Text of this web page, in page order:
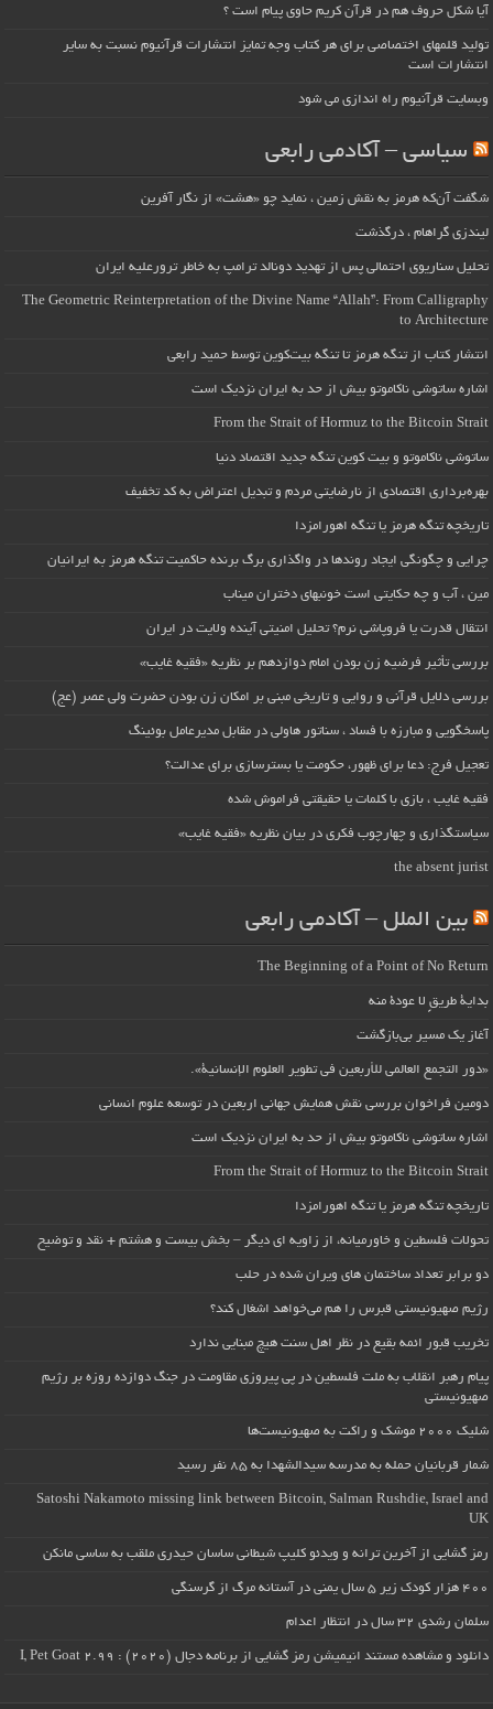
آیا شکل حروف هم در قرآن کریم حاوی پیام است ؟
تولید قلمهای اختصاصی برای هر کتاب وجه تمایز انتشارات قرآنیوم نسبت به سایر
انتشارات است
وبسایت قرآنیوم راه اندازی می شود
سیاسی – آکادمی رابعی
شگفت آن‌که هرمز به نقش زمین ، نماید چو «هشت» از نگار آفرین
لیندزی گراهام ، درگذشت
تحلیل سناریوی احتمالی پس از تهدید دونالد ترامپ به خاطر ترورعلیه ایران
The Geometric Reinterpretation of the Divine Name “Allah”: From Calligraphy
to Architecture
انتشار کتاب از تنگه هرمز تا تنگه بیت‌کوین توسط حمید رابعی
اشاره ساتوشی ناکاموتو بیش از حد به ایران نزدیک است
From the Strait of Hormuz to the Bitcoin Strait
ساتوشی ناکاموتو و بیت کوین تنگه جدید اقتصاد دنیا
بهره‌برداری اقتصادی از نارضایتی مردم و تبدیل اعتراض به کد تخفیف
تاریخچه تنگه هرمز یا تنگه اهورامزدا
چرایی و چگونگی ایجاد روندها در واگذاری برگ برنده حاکمیت تنگه هرمز به ایرانیان
مین ، آب و چه حکایتی است خونبهای دختران میناب
انتقال قدرت یا فروپاشی نرم؟ تحلیل امنیتی آینده ولایت در ایران
بررسی تأثیر فرضیه زن بودن امام دوازدهم بر نظریه «فقیه غایب»
بررسی دلایل قرآنی و روایی و تاریخی مبنی بر امکان زن بودن حضرت ولی عصر (عج)
پاسخگویی و مبارزه با فساد ، سناتور هاولی در مقابل مدیرعامل بوئینگ
تعجیل فرج: دعا برای ظهور، حکومت یا بسترسازی برای عدالت؟
فقیه غایب ، بازی با کلمات یا حقیقتی فراموش شده
سیاستگذاری و چهارچوب فکری در بیان نظریه «فقیه غایب»
the absent jurist
بین الملل – آکادمی رابعی
The Beginning of a Point of No Return
بداية طريقٍ لا عودة منه
آغاز یک مسیر بی‌بازگشت
«دور التجمع العالمي للأربعين في تطوير العلوم الإنسانية».
دومین فراخوان بررسی نقش همایش جهانی اربعین در توسعه علوم انسانی
اشاره ساتوشی ناکاموتو بیش از حد به ایران نزدیک است
From the Strait of Hormuz to the Bitcoin Strait
تاریخچه تنگه هرمز یا تنگه اهورامزدا
تحولات فلسطین و خاورمیانه، از زاویه ای دیگر – بخش بیست و هشتم + نقد و توضیح
دو برابر تعداد ساختمان های ویران شده در حلب
رژیم صهیونیستی قبرس را هم می‌خواهد اشغال کند؟
تخریب قبور ائمه بقیع در نظر اهل سنت هیچ مبنایی ندارد
پیام رهبر انقلاب به ملت فلسطین در پی پیروزی مقاومت در جنگ دوازده روزه بر رژیم
صهیونیستی
شلیک ۲۰۰۰ موشک و راکت به صهیونیست‌ها
شمار قربانیان حمله به مدرسه سیدالشهدا به ۸۵ نفر رسید
Satoshi Nakamoto missing link between Bitcoin, Salman Rushdie, Israel and
UK
رمز گشایی از آخرین ترانه و ویدئو کلیپ شیطانی ساسان حیدری ملقب به ساسی مانکن
۴۰۰ هزار کودک زیر ۵ سال یمنی در آستانه مرگ از گرسنگی
سلمان رشدی ۳۲ سال در انتظار اعدام
دانلود و مشاهده مستند انیمیشن رمز گشایی از برنامه دجال (۲۰۲۰) : I, Pet Goat 2.99